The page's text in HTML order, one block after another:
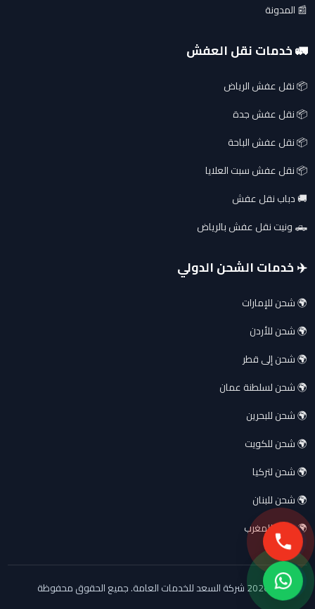
📰 المدونة
🚛 خدمات نقل العفش
📦 نقل عفش الرياض
📦 نقل عفش جدة
📦 نقل عفش الباحة
📦 نقل عفش سبت العلايا
🚚 دباب نقل عفش
🛻 ونيت نقل عفش بالرياض
✈️ خدمات الشحن الدولي
🌍 شحن للإمارات
🌍 شحن للأردن
🌍 شحن إلى قطر
🌍 شحن لسلطنة عمان
🌍 شحن للبحرين
🌍 شحن للكويت
🌍 شحن لتركيا
🌍 شحن للبنان
🌍 شحن للمغرب
© 2026 شركة السعد للخدمات العامة. جميع الحقوق محفوظة